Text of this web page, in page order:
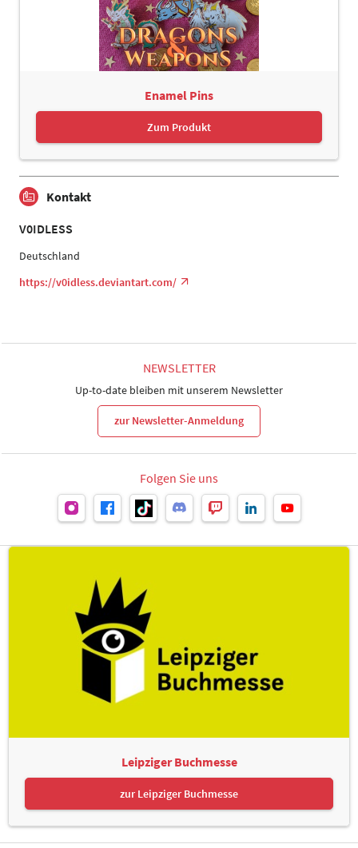
Enamel Pins
Zum Produkt
Kontakt
V0IDLESS
Deutschland
https://v0idless.deviantart.com/
NEWSLETTER
Up-to-date bleiben mit unserem Newsletter
zur Newsletter-Anmeldung
Folgen Sie uns
Leipziger Buchmesse
zur Leipziger Buchmesse